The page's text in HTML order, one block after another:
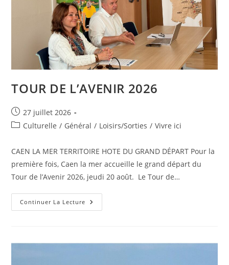
TOUR DE L’AVENIR 2026
Publication
publiée :
27 juillet 2026
PostCulturelle / Général / Loisirs/Sorties / Vivre ici
CAEN LA MER TERRITOIRE HOTE DU GRAND DÉPART Pour la
première fois, Caen la mer accueille le grand départ du
Tour de l’Avenir 2026, jeudi 20 août. Le Tour de…
Continuer La Lecture TOUR
DE